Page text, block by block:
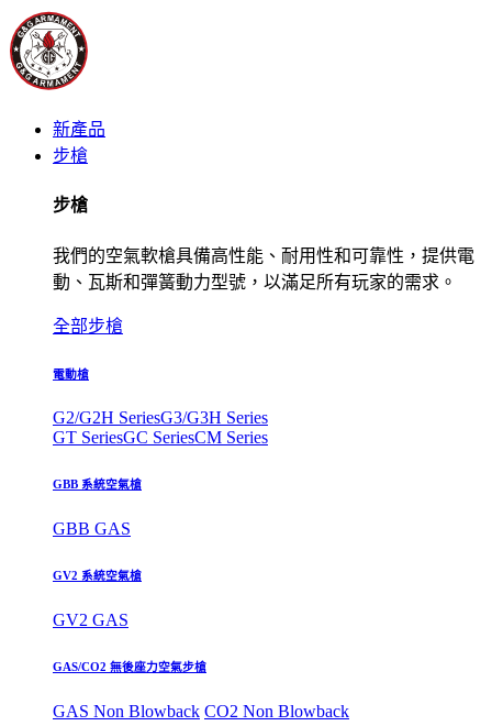
新產品
步槍
步槍
我們的空氣軟槍具備高性能、耐用性和可靠性，提供電
動、瓦斯和彈簧動力型號，以滿足所有玩家的需求。
全部步槍
電動槍
G2/G2H SeriesG3/G3H Series
GT SeriesGC SeriesCM Series
GBB 系統空氣槍
GBB GAS
GV2 系統空氣槍
GV2 GAS
GAS/CO2 無後座力空氣步槍
GAS Non Blowback CO2 Non Blowback